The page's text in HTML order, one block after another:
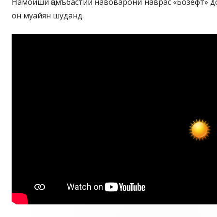
он муайян шуданд.